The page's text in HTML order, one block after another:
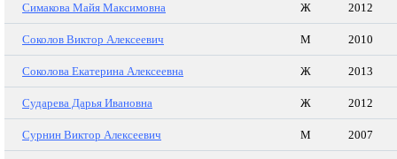
Симакова Майя Максимовна Ж 2012
Соколов Виктор Алексеевич М 2010
Соколова Екатерина Алексеевна Ж 2013
Сударева Дарья Ивановна Ж 2012
Сурнин Виктор Алексеевич М 2007